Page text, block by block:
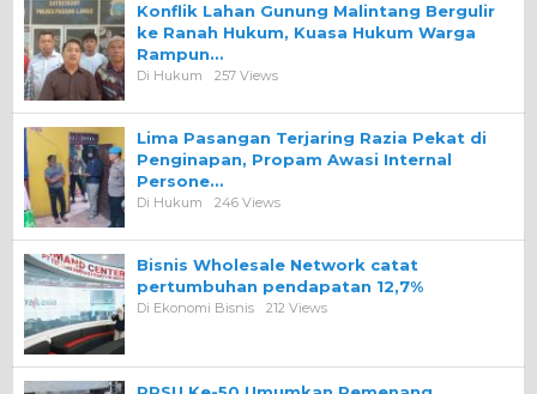
Konflik Lahan Gunung Malintang Bergulir
ke Ranah Hukum, Kuasa Hukum Warga
Rampun…
Di Hukum 257 Views
Lima Pasangan Terjaring Razia Pekat di
Penginapan, Propam Awasi Internal
Persone…
Di Hukum 246 Views
Bisnis Wholesale Network catat
pertumbuhan pendapatan 12,7%
Di Ekonomi Bisnis 212 Views